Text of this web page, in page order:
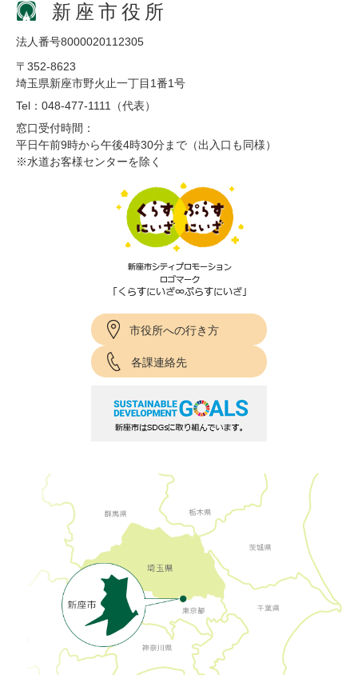
新座市役所
法人番号8000020112305
〒352-8623
埼玉県新座市野火止一丁目1番1号
Tel：048-477-1111（代表）
窓口受付時間：
平日午前9時から午後4時30分まで（出入口も同様）
※水道お客様センターを除く
市役所への行き方
各課連絡先